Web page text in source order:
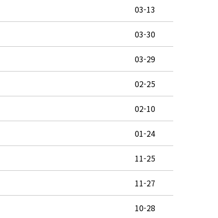
03-13
03-30
03-29
02-25
02-10
01-24
11-25
11-27
10-28